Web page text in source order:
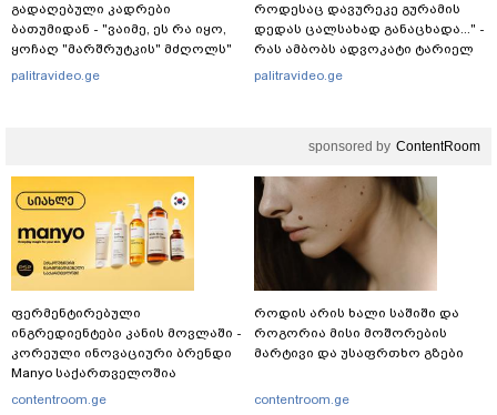
გადაღებული კადრები
ბათუმიდან - "ვაიმე, ეს რა იყო,
ყოჩაღ "მარშრუტკის" მძღოლს"
palitravideo.ge
როდესაც დავურეკე გურამის
დედას ცალსახად განაცხადა..." -
რას ამბობს ადვოკატი ტარიელ
კაკაბაძე?
palitravideo.ge
sponsored by ContentRoom
ფერმენტირებული
ინგრედიენტები კანის მოვლაში -
კორეული ინოვაციური ბრენდი
Manyo საქართველოშია
contentroom.ge
როდის არის ხალი საშიში და
როგორია მისი მოშორების
მარტივი და უსაფრთხო გზები
contentroom.ge